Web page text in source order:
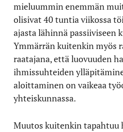
mieluummin enemmän
olisivat 40 tuntia viikossa
ajasta lähinnä passiiviseen
Ymmärrän kuitenkin myös
raatajana, että luovuuden
ihmissuhteiden
aloittaminen on vaikeaa
yhteiskunnassa.
Muutos kuitenkin tapahtuu